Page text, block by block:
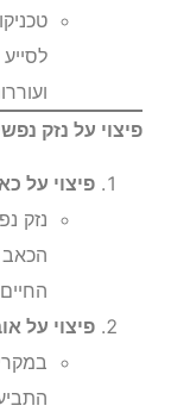
פיצוי על נזק
פיצוי על
נזק
הכאב
פיצוי על